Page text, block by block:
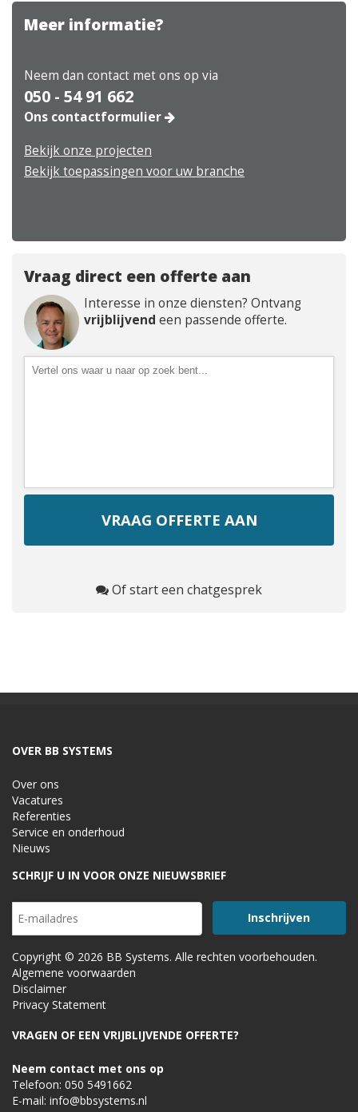
Meer informatie?
Neem dan contact met ons op via
050 - 54 91 662
Ons contactformulier
Bekijk onze projecten
Bekijk toepassingen voor uw branche
Vraag direct een offerte aan
Interesse in onze diensten? Ontvang
vrijblijvend een passende offerte.
Of start een chatgesprek
OVER BB SYSTEMS
Over ons
Vacatures
Referenties
Service en onderhoud
Nieuws
SCHRIJF U IN VOOR ONZE NIEUWSBRIEF
Copyright © 2026 BB Systems. Alle rechten voorbehouden.
Algemene voorwaarden
Disclaimer
Privacy Statement
VRAGEN OF EEN VRIJBLIJVENDE OFFERTE?
Neem contact met ons op
Telefoon: 050 5491662
E-mail: info@bbsystems.nl